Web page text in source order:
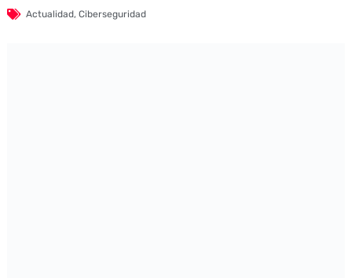
Actualidad, Ciberseguridad